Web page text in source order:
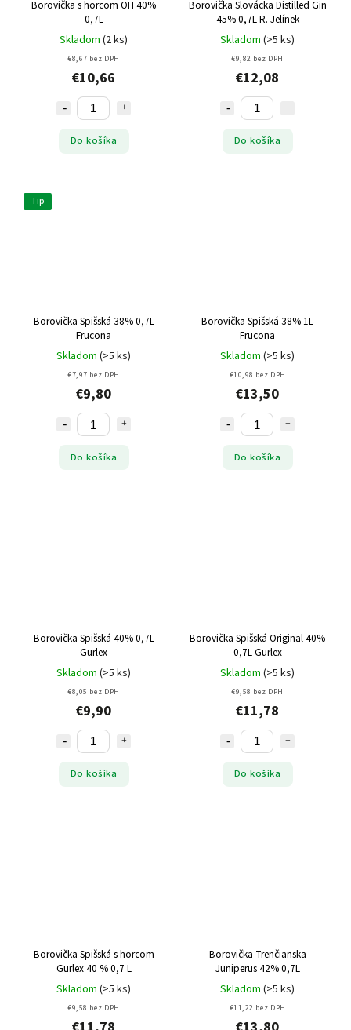
Borovička s horcom OH 40%
0,7L
Skladom (2 ks)
€8,67 bez DPH
€10,66
Do košíka
Borovička Slovácka Distilled Gin
45% 0,7L R. Jelínek
Skladom (>5 ks)
€9,82 bez DPH
€12,08
Do košíka
Tip
Borovička Spišská 38% 0,7L
Frucona
Skladom (>5 ks)
€7,97 bez DPH
€9,80
Do košíka
Borovička Spišská 38% 1L
Frucona
Skladom (>5 ks)
€10,98 bez DPH
€13,50
Do košíka
Borovička Spišská 40% 0,7L
Gurlex
Skladom (>5 ks)
€8,05 bez DPH
€9,90
Do košíka
Borovička Spišská Original 40%
0,7L Gurlex
Skladom (>5 ks)
€9,58 bez DPH
€11,78
Do košíka
Borovička Spišská s horcom
Gurlex 40 % 0,7 L
Skladom (>5 ks)
€9,58 bez DPH
Borovička Trenčianska
Juniperus 42% 0,7L
Skladom (>5 ks)
€11,22 bez DPH